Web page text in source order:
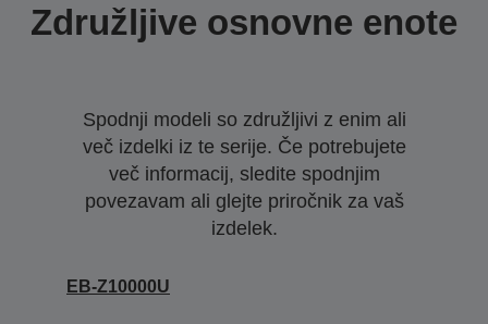
Združljive osnovne enote
Spodnji modeli so združljivi z enim ali
več izdelki iz te serije. Če potrebujete
več informacij, sledite spodnjim
povezavam ali glejte priročnik za vaš
izdelek.
EB-Z10000U